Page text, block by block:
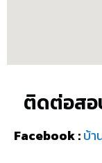
ติดต่อสอ
Facebook :บ้า